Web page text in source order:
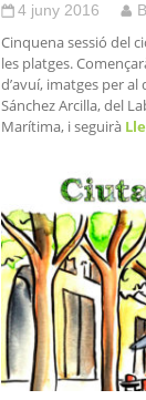
4 juny 2016
Cinquena sessió del
les platges.
d’avuí, imatges per al
Sánchez Arcilla, del
Marítima, i seguirà